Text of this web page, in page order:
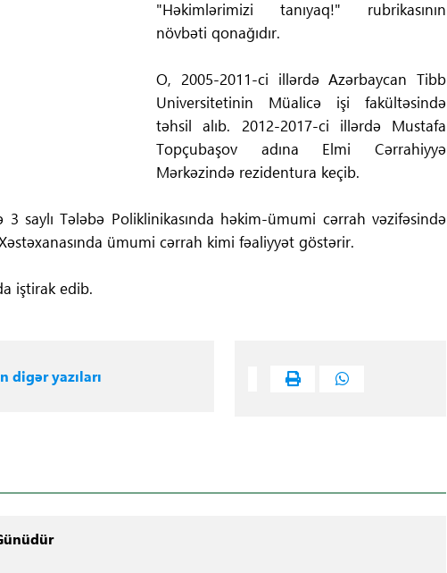
"Həkimlərimizi tanıyaq!" rubrikasının
növbəti qonağıdır.
O, 2005-2011-ci illərdə Azərbaycan Tibb
Universitetinin Müalicə işi fakültəsində
təhsil alıb. 2012-2017-ci illərdə Mustafa
Topçubaşov adına Elmi Cərrahiyyə
Mərkəzində rezidentura keçib.
saylı Tələbə Poliklinikasında həkim-ümumi cərrah vəzifəsində
ümumi cərrah kimi fəaliyyət göstərir.
iştirak edib.
digər yazıları